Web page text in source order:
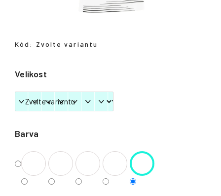
Barva
Velikost
Kód: Zvolte variantu